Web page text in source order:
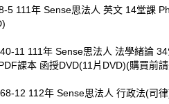
5 111年 Sense思法人 英文 14堂課
11 111年 Sense思法人 法學緒論
課本 函授DVD(11片DVD)(購買前
12 112年 Sense思法人 行政法(司